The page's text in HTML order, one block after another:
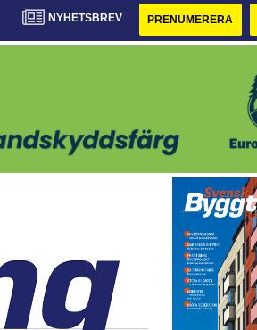
NYHETSBREV PRENUMERERA